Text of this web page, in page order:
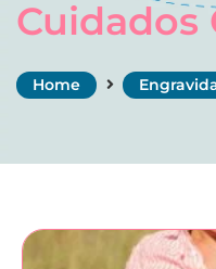
Cuidados
Home